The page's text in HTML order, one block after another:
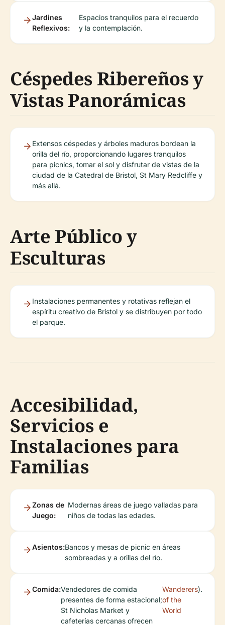
Jardines
Reflexivos:
Espacios tranquilos para el recuerdo
y la contemplación.
Céspedes Ribereños y
Vistas Panorámicas
Extensos céspedes y árboles maduros bordean la
orilla del río, proporcionando lugares tranquilos
para picnics, tomar el sol y disfrutar de vistas de la
ciudad de la Catedral de Bristol, St Mary Redcliffe y
más allá.
Arte Público y
Esculturas
Instalaciones permanentes y rotativas reflejan el
espíritu creativo de Bristol y se distribuyen por todo
el parque.
Accesibilidad,
Servicios e
Instalaciones para
Familias
Zonas de
Juego:
Modernas áreas de juego valladas para
niños de todas las edades.
Asientos:Bancos y mesas de picnic en áreas
sombreadas y a orillas del río.
Comida:Vendedores de comida
presentes de forma estacional;
St Nicholas Market y
cafeterías cercanas ofrecen
Wanderers
of the
World
).